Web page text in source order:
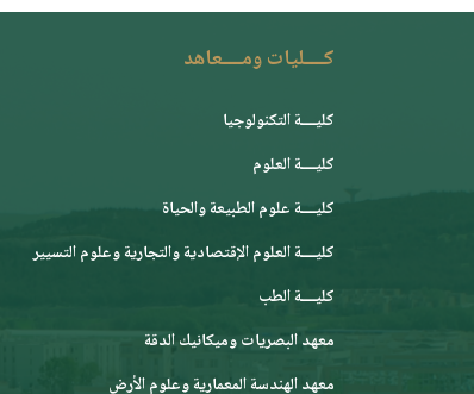
كــــليات ومــــعاهد
كليــــة التكنولوجيا
كليــــة العلوم
كليــــة علوم الطبيعة والحياة
كليــــة العلوم الإقتصادية والتجارية وعلوم التسيير
كليــــة الطب
معهد البصريات وميكانيك الدقة
معهد الهندسة المعمارية وعلوم الأرض